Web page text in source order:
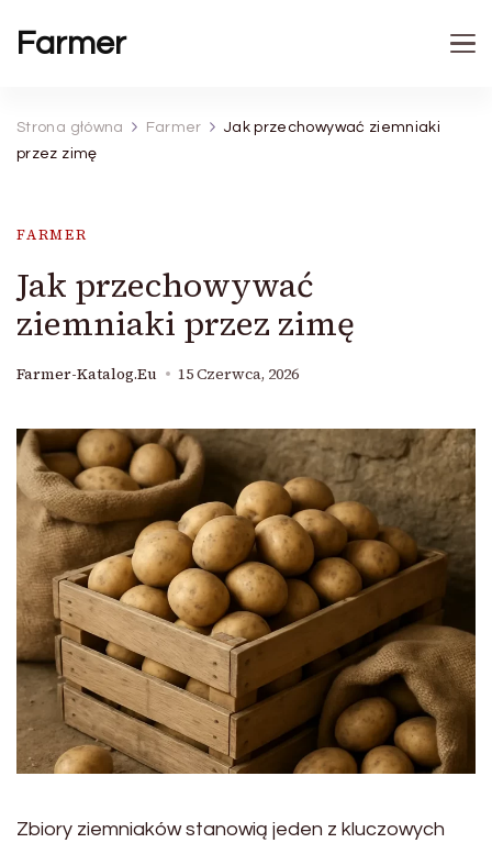
Farmer
Strona główna Farmer
Jak przechowywać ziemniaki
przez zimę
FARMER
Jak przechowywać
ziemniaki przez zimę
Farmer-Katalog.eu 15 Czerwca, 2026
Zbiory ziemniaków stanowią jeden z kluczowych